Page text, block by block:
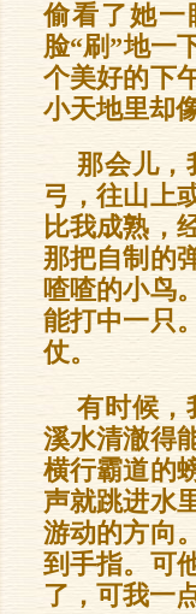
偷看了她一
脸“刷”地一
个美好的下
小天地里却
那会儿，
弓，往山上
比我成熟，
那把自制的
喳喳的小鸟
能打中一只
仗。
有时候，
溪水清澈得
横行霸道的
声就跳进水
游动的方向
到手指。可
了，可我一